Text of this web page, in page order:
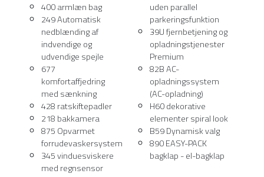
400 armlæn bag
249 Automatisk
nedblænding af
indvendige og
udvendige spejle
677
komfortaffjedring
med sænkning
428 ratskiftepadler
218 bakkamera
875 Opvarmet
forrudevaskersystem
345 vinduesviskere
med regnsensor
uden parallel
parkeringsfunktion
39U fjernbetjening og
opladningstjenester
Premium
82B AC-
opladningssystem
(AC-opladning)
H60 dekorative
elementer spiral look
B59 Dynamisk valg
890 EASY-PACK
bagklap - el-bagklap